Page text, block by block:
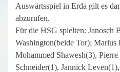
Auswärtsspiel in Erda gilt es
abzurufen.
Für die HSG spielten: Janosch
Washington(beide Tor);
Mohammed Shawesh(3),
Schneider(1), Jannick